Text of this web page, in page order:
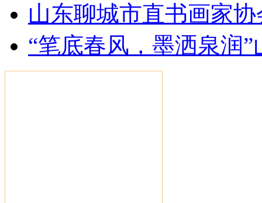
山东聊城市直书画家
“笔底春风，墨洒泉润